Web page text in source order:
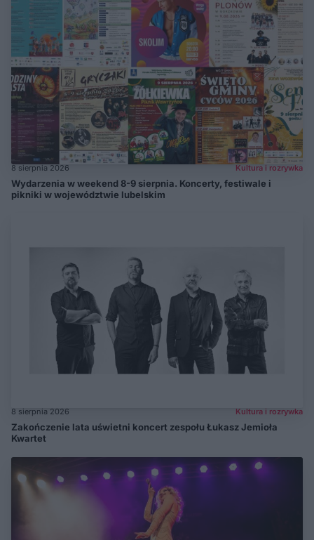
8 sierpnia 2026 Kultura i rozrywka
Wydarzenia w weekend 8-9 sierpnia. Koncerty, festiwale i
pikniki w województwie lubelskim
8 sierpnia 2026 Kultura i rozrywka
Zakończenie lata uświetni koncert zespołu Łukasz Jemioła
Kwartet